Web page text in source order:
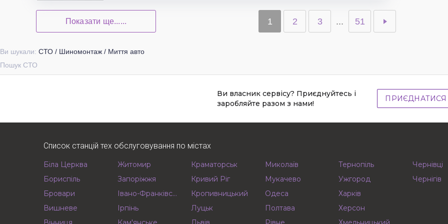
Показати ще...... 1 2 3 ... 51
Ви шукали: СТО / Шиномонтаж / Миття авто
Пошук СТО
Ви власник сервісу? Приєднуйтесь і
заробляйте разом з нами!
ПРИЄДНАТИСЯ
Список станцій тех обслуговування по містах
Біла Церква
Бориспіль
Бровари
Вишневе
Житомир
Запоріжжя
Івано-Франківськ
Ірпінь
Краматорськ
Кривий Ріг
Кропивницький
Луцьк
Миколаїв
Мукачево
Одеса
Полтава
Тернопіль
Ужгород
Харків
Херсон
Чернівці
Чернігів